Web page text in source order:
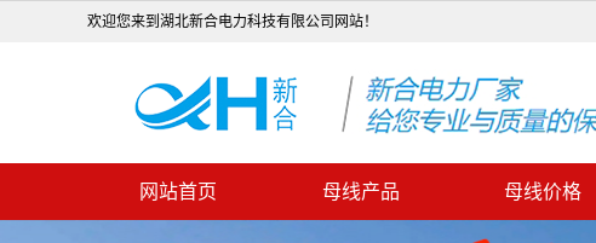
欢迎您来到湖北新合电力科技有限公司网站！
网站首页 母线产品 母线价格